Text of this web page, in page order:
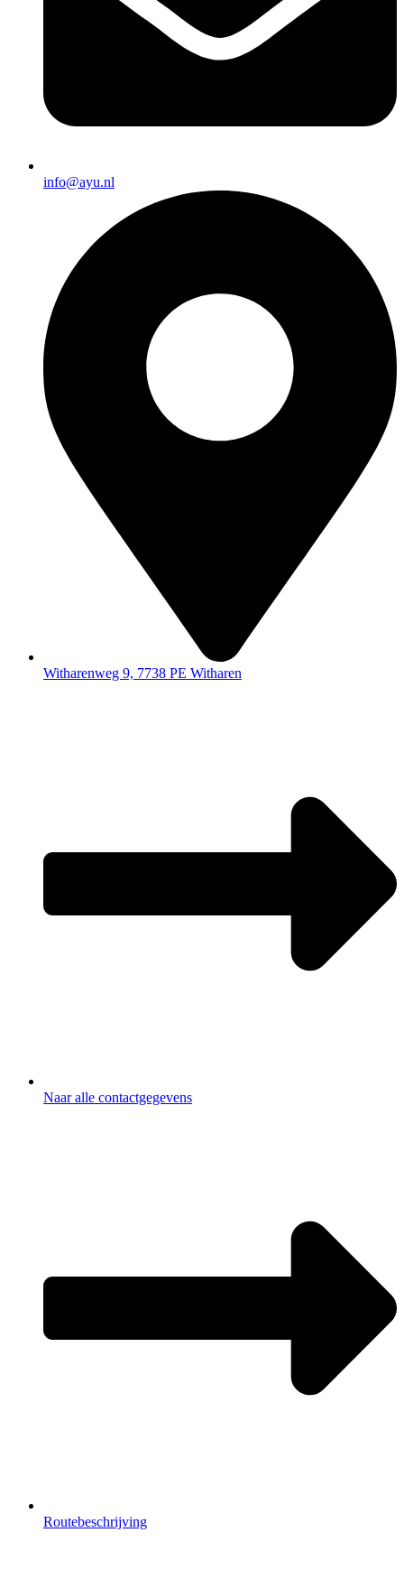
info@ayu.nl
Witharenweg 9, 7738 PE Witharen
Naar alle contactgegevens
Routebeschrijving